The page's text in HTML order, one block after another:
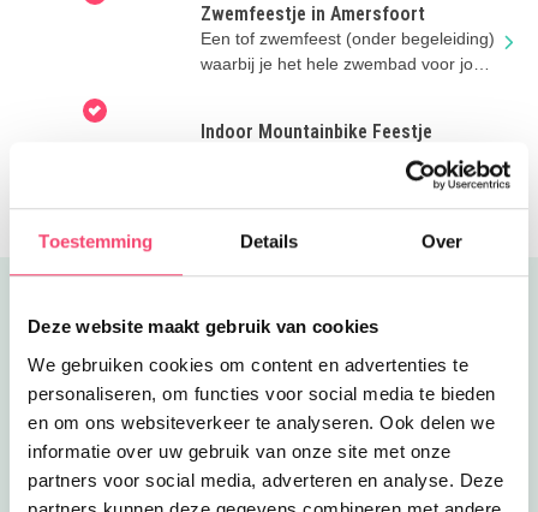
Toestemming Details Over
Deze website maakt gebruik van cookies
We gebruiken cookies om content en advertenties te
personaliseren, om functies voor social media te bieden
en om ons websiteverkeer te analyseren. Ook delen we
informatie over uw gebruik van onze site met onze
partners voor social media, adverteren en analyse. Deze
Zwemfeestje in Amersfoort
Een tof zwemfeest (onder begeleiding)
waarbij je het hele zwembad voor jou
Indoor Mountainbike Feestje
Mountainbiken, een kinderfeestje vol
actie en avontuur bij Indoor
Mountainbike Almere.
Uitgelicht